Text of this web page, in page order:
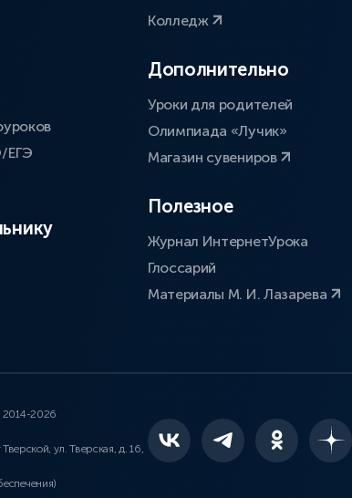
ЕГЭ
Колледж
Дополнительно
Уроки для родителей
Олимпиада «Лучик»
Магазин сувениров
Полезное
Журнал ИнтернетУрока
Глоссарий
Материалы М. И. Лазарева
2014-2026
ул. Тверская, д. 16,